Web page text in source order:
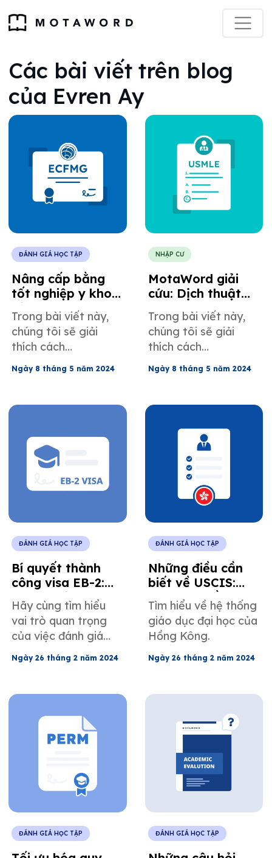
Các bài viết trên blog
của Evren Ay
ĐÁNH GIÁ HỌC TẬP
Nâng cấp bằng
tốt nghiệp y khoa
của bạn lên tiêu
chuẩn ECFMG với
MotaWord.
Trong bài viết này,
chúng tôi sẽ giải
thích cách
MotaWord có thể
giúp bạn đạt được
cho bằng y khoa của
Ngày 8 tháng 5 năm 2024
NHẬP CƯ
MotaWord giải
cứu: Dịch thuật
được chứng nhận
cho kỳ thi USMLE
Trong bài viết này,
chúng tôi sẽ giải
thích cách
MotaWord cung cấp
dịch thuật được
bằng cấp y khoa để
Ngày 8 tháng 5 năm 2024
ĐÁNH GIÁ HỌC TẬP
Bí quyết thành
công visa EB-2:
Vai trò của đánh
giá học tập
Hãy cùng tìm hiểu
vai trò quan trọng
của việc đánh giá
học thuật trong quy
trình xin visa EB-2.
Ngày 26 tháng 2 năm 2024
ĐÁNH GIÁ HỌC TẬP
Những điều cần
biết về USCIS:
Đánh giá bằng
cấp tại Hồng
Kông dành cho
luật sư di trú
Tìm hiểu về hệ thống
giáo dục đại học của
Hồng Kông.
Ngày 26 tháng 2 năm 2024
ĐÁNH GIÁ HỌC TẬP ĐÁNH GIÁ HỌC TẬP